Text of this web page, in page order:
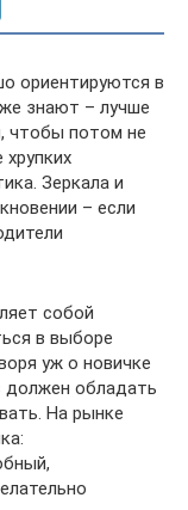
ориентируются в
знают – лучше
чтобы потом не
Зеркала и
– если
собой
в выборе
уж о новичке
должен обладать
На рынке